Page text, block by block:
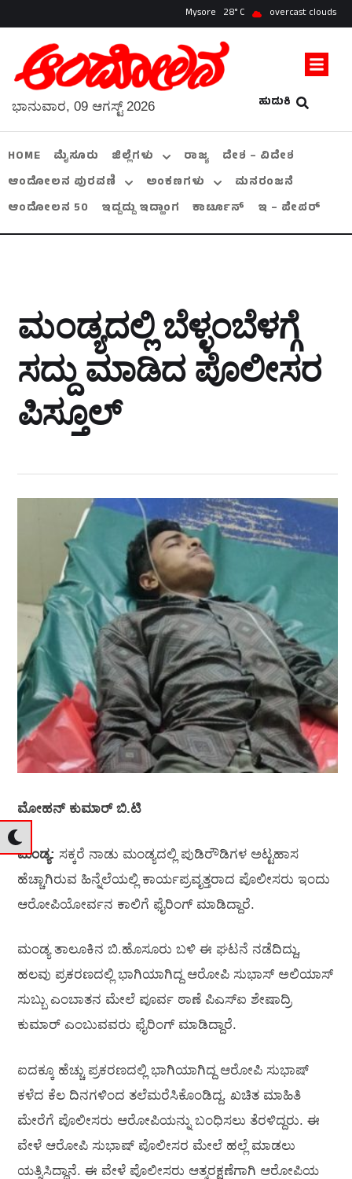
Mysore 28 overcast clouds
ಹುಡುಕಿ
ಭಾನುವಾರ, 09 ಆಗಸ್ಟ್ 2026
HOME ಮೈಸೂರು ಜಿಲ್ಲೆಗಳು ರಾಜ್ಯ
ದೇಶ – ವಿದೇಶ
ಆಂದೋಲನ ಪುರವಣಿ
ಅಂಕಣಗಳು
ಮನರಂಜನೆ
ಆಂದೋಲನ 50
ಇದ್ದದ್ದು ಇದ್ಹಾಂಗ ಕಾರ್ಟೂನ್ ಇ – ಪೇಪರ್
ಮಂಡ್ಯದಲ್ಲಿ ಬೆಳ್ಳಂಬೆಳಗ್ಗೆ
ಸದ್ದು ಮಾಡಿದ ಪೊಲೀಸರ
ಪಿಸ್ತೂಲ್
ಮೋಹನ್‌ ಕುಮಾರ್‌ ಬಿ.ಟಿ
ಮಂಡ್ಯ: ಸಕ್ಕರೆ ನಾಡು ಮಂಡ್ಯದಲ್ಲಿ ಪುಡಿರೌಡಿಗಳ ಅಟ್ಟಹಾಸ
ಹೆಚ್ಚಾಗಿರುವ ಹಿನ್ನೆಲೆಯಲ್ಲಿ ಕಾರ್ಯಪ್ರವೃತ್ತರಾದ ಪೊಲೀಸರು ಇಂದು
ಆರೋಪಿಯೋರ್ವನ ಕಾಲಿಗೆ ಫೈರಿಂಗ್‌ ಮಾಡಿದ್ದಾರೆ.
ಮಂಡ್ಯ ತಾಲೂಕಿನ ಬಿ.ಹೊಸೂರು ಬಳಿ ಈ ಘಟನೆ ನಡೆದಿದ್ದು,
ಹಲವು ಪ್ರಕರಣದಲ್ಲಿ ‌ಭಾಗಿಯಾಗಿದ್ದ ಆರೋಪಿ ಸುಭಾಸ್ ಅಲಿಯಾಸ್
ಸುಬ್ಬು ಎಂಬಾತನ‌ ಮೇಲೆ ಪೂರ್ವ ಠಾಣೆ ಪಿಎಸ್ಐ ಶೇಷಾದ್ರಿ
ಕುಮಾರ್ ಎಂಬುವವರು ಫೈರಿಂಗ್ ಮಾಡಿದ್ದಾರೆ.
ಐದಕ್ಕೂ ಹೆಚ್ಚು ಪ್ರಕರಣದಲ್ಲಿ ಭಾಗಿಯಾಗಿದ್ದ ಆರೋಪಿ ಸುಭಾಷ್‌
ಕಳೆದ ಕೆಲ ದಿನಗಳಿಂದ ತಲೆಮರೆಸಿಕೊಂಡಿದ್ದ. ಖಚಿತ ಮಾಹಿತಿ
ಮೇರೆಗೆ ಪೊಲೀಸರು ಆರೋಪಿಯನ್ನು ಬಂಧಿಸಲು ತೆರಳಿದ್ದರು. ಈ
ವೇಳೆ ಆರೋಪಿ ಸುಭಾಷ್‌ ಪೊಲೀಸರ ಮೇಲೆ ಹಲ್ಲೆ ಮಾಡಲು
ಯತ್ನಿಸಿದ್ದಾನೆ. ಈ ವೇಳೆ ಪೊಲೀಸರು ಆತ್ಮರಕ್ಷಣೆಗಾಗಿ ಆರೋಪಿಯ